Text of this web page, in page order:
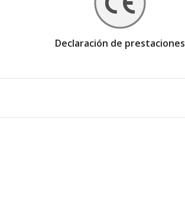
Declaración de prestaciones